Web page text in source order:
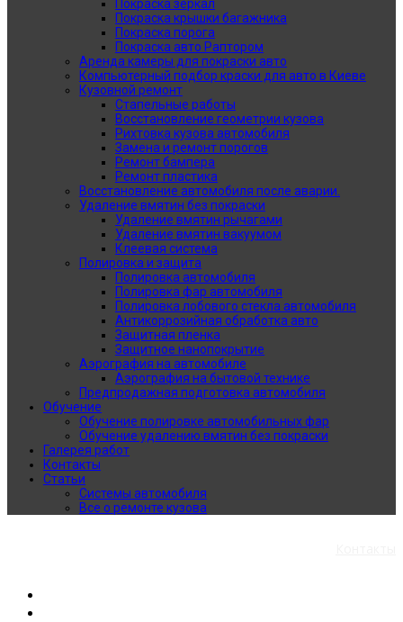
Покраска зеркал
Покраска крышки багажника
Покраска порога
Покраска авто Раптором
Аренда камеры для покраски авто
Компьютерный подбор краски для авто в Киеве
Кузовной ремонт
Стапельные работы
Восстановление геометрии кузова
Рихтовка кузова автомобиля
Замена и ремонт порогов
Ремонт бампера
Ремонт пластика
Восстановление автомобиля после аварии.
Удаление вмятин без покраски
Удаление вмятин рычагами
Удаление вмятин вакуумом
Клеевая система
Полировка и защита
Полировка автомобиля
Полировка фар автомобиля
Полировка лобового стекла автомобиля
Антикоррозийная обработка авто
Защитная пленка
Защитное нанопокрытие
Аэрография на автомобиле
Аэрография на бытовой технике
Предпродажная подготовка автомобиля
Обучение
Обучение полировке автомобильных фар
Обучение удалению вмятин без покраски
Галерея работ
Контакты
Статьи
Системы автомобиля
Все о ремонте кузова